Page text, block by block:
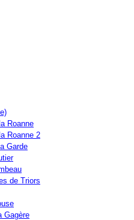
Roanne
Roanne 2
Garde
de Triors
Gagère